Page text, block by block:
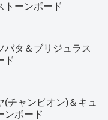
ーンボード
バタ＆ブリジュラス
ド
(チャンピオン)＆キュ
ボード